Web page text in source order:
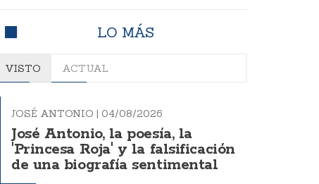
LO MÁS
VISTO ACTUAL
JOSÉ ANTONIO | 04/08/2026
José Antonio, la poesía, la
'Princesa Roja' y la falsificación
de una biografía sentimental